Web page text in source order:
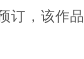
订，该作品